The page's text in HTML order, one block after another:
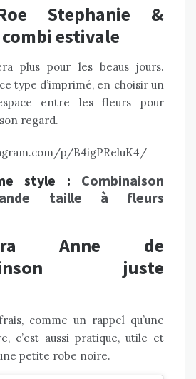
Stephanie &
estivale
plus pour les beaus jours.
type d’imprimé, en choisir un
entre les fleurs pour
regard.
p/B4igPReluK4/
style : Combinaison
taille à fleurs
Anne de
juste
comme un rappel qu’une
c’est aussi pratique, utile et
petite robe noire.